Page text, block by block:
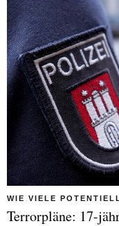
WIE VIELE
Terrorpläne: 17-